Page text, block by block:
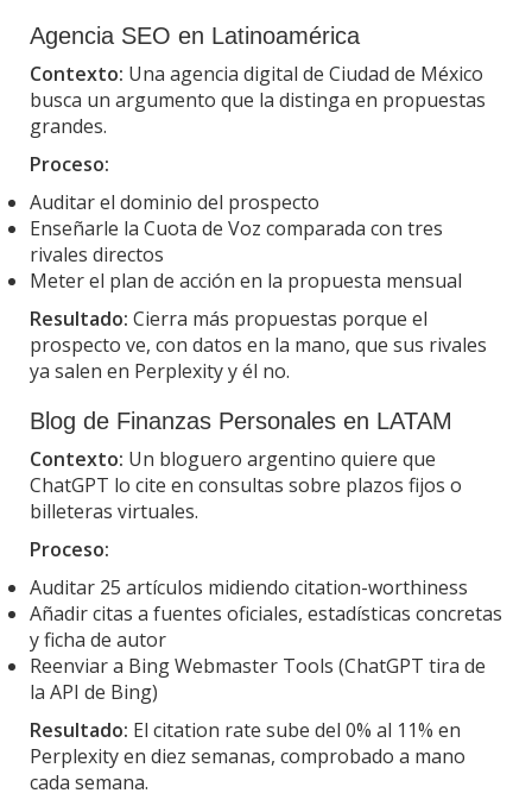
Agencia SEO en Latinoamérica
Contexto: Una agencia digital de Ciudad de México
busca un argumento que la distinga en propuestas
grandes.
Proceso:
Auditar el dominio del prospecto
Enseñarle la Cuota de Voz comparada con tres
rivales directos
Meter el plan de acción en la propuesta mensual
Resultado: Cierra más propuestas porque el
prospecto ve, con datos en la mano, que sus rivales
ya salen en Perplexity y él no.
Blog de Finanzas Personales en LATAM
Contexto: Un bloguero argentino quiere que
ChatGPT lo cite en consultas sobre plazos fijos o
billeteras virtuales.
Proceso:
Auditar 25 artículos midiendo citation-worthiness
Añadir citas a fuentes oficiales, estadísticas concretas
y ficha de autor
Reenviar a Bing Webmaster Tools (ChatGPT tira de
la API de Bing)
Resultado: El citation rate sube del 0% al 11% en
Perplexity en diez semanas, comprobado a mano
cada semana.